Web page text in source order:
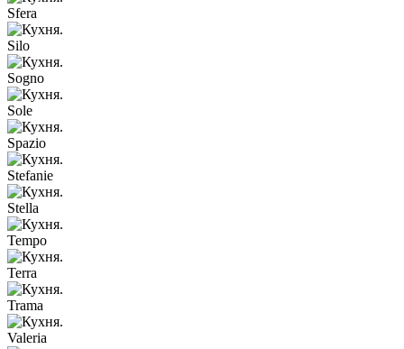
Sfera
Silo
Sogno
Sole
Spazio
Stefanie
Stella
Tempo
Terra
Trama
Valeria